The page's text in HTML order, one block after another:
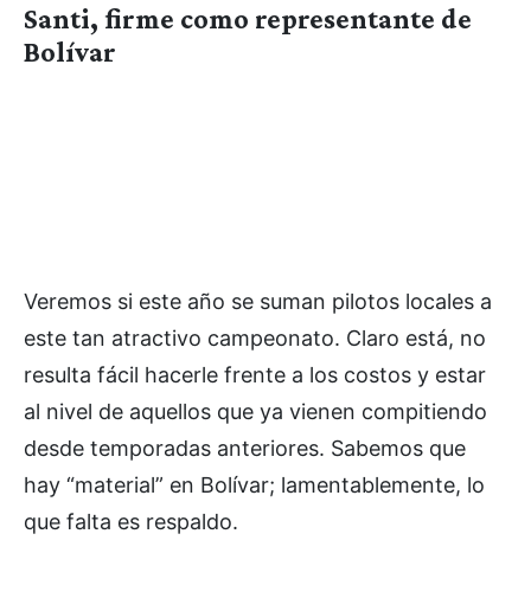
Santi, firme como representante de
Bolívar
Veremos si este año se suman pilotos locales a
este tan atractivo campeonato. Claro está, no
resulta fácil hacerle frente a los costos y estar
al nivel de aquellos que ya vienen compitiendo
desde temporadas anteriores. Sabemos que
hay “material” en Bolívar; lamentablemente, lo
que falta es respaldo.